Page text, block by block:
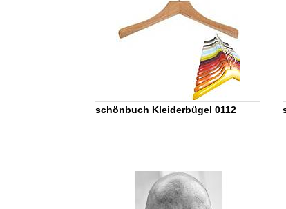
schönbuch Kleiderbügel 0112